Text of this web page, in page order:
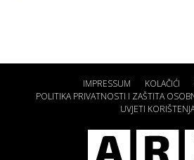
IMPRESSUM KOLAČIĆI
POLITIKA PRIVATNOSTI I ZAŠTITA
UVJETI